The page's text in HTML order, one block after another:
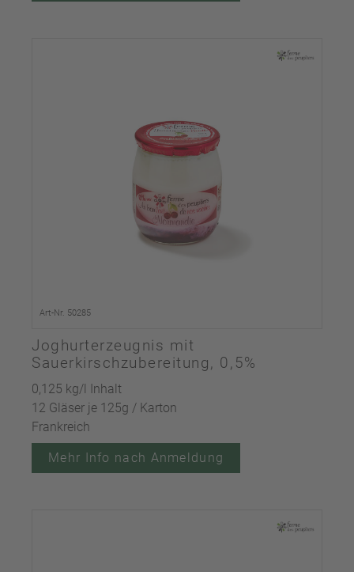
Art-Nr. 50285
Joghurterzeugnis mit
Sauerkirschzubereitung, 0,5%
0,125 kg/l Inhalt
12 Gläser je 125g / Karton
Frankreich
Mehr Info nach Anmeldung